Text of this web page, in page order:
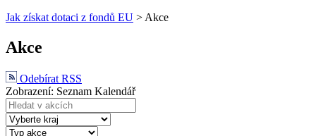
Jak získat dotaci z fondů EU > Akce
Akce
Odebírat RSS
Zobrazení: Seznam Kalendář